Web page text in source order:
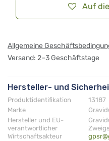
Auf
Allgemeine
Versand: 2–3 Geschäftstage
Hersteller- und
Produktidentifikation
13187
Marke
Hersteller und EU-
verantwortlicher
Wirtschaftsakteur